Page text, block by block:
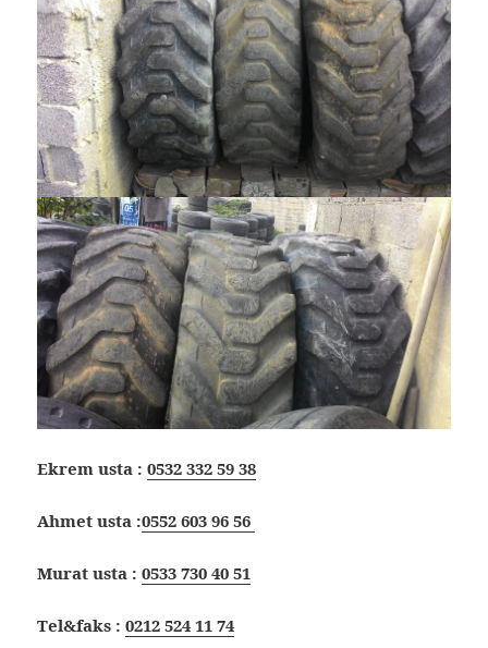
Ekrem usta :0532 332 59 38
Ahmet usta :0552 603 96 56
Murat usta :0533 730 40 51
Tel&faks :0212 524 11 74